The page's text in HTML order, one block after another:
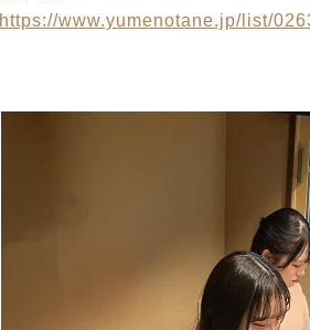
https://www.yumenotane.jp/list/